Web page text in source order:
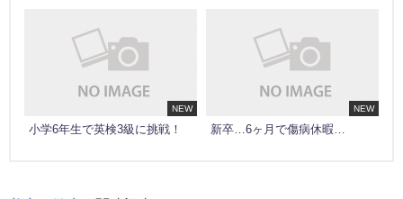
NEW
小学6年生で英検3級に挑戦！
NEW
新卒…6ヶ月で傷病休暇…